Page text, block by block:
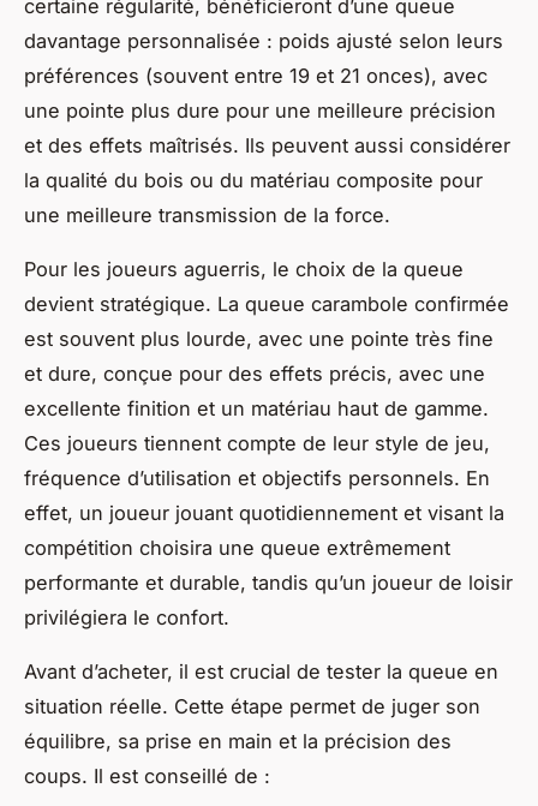
certaine régularité, bénéficieront d’une queue
davantage personnalisée : poids ajusté selon leurs
préférences (souvent entre 19 et 21 onces), avec
une pointe plus dure pour une meilleure précision
et des effets maîtrisés. Ils peuvent aussi considérer
la qualité du bois ou du matériau composite pour
une meilleure transmission de la force.
Pour les joueurs aguerris, le choix de la queue
devient stratégique. La queue carambole confirmée
est souvent plus lourde, avec une pointe très fine
et dure, conçue pour des effets précis, avec une
excellente finition et un matériau haut de gamme.
Ces joueurs tiennent compte de leur style de jeu,
fréquence d’utilisation et objectifs personnels. En
effet, un joueur jouant quotidiennement et visant la
compétition choisira une queue extrêmement
performante et durable, tandis qu’un joueur de loisir
privilégiera le confort.
Avant d’acheter, il est crucial de tester la queue en
situation réelle. Cette étape permet de juger son
équilibre, sa prise en main et la précision des
coups. Il est conseillé de :